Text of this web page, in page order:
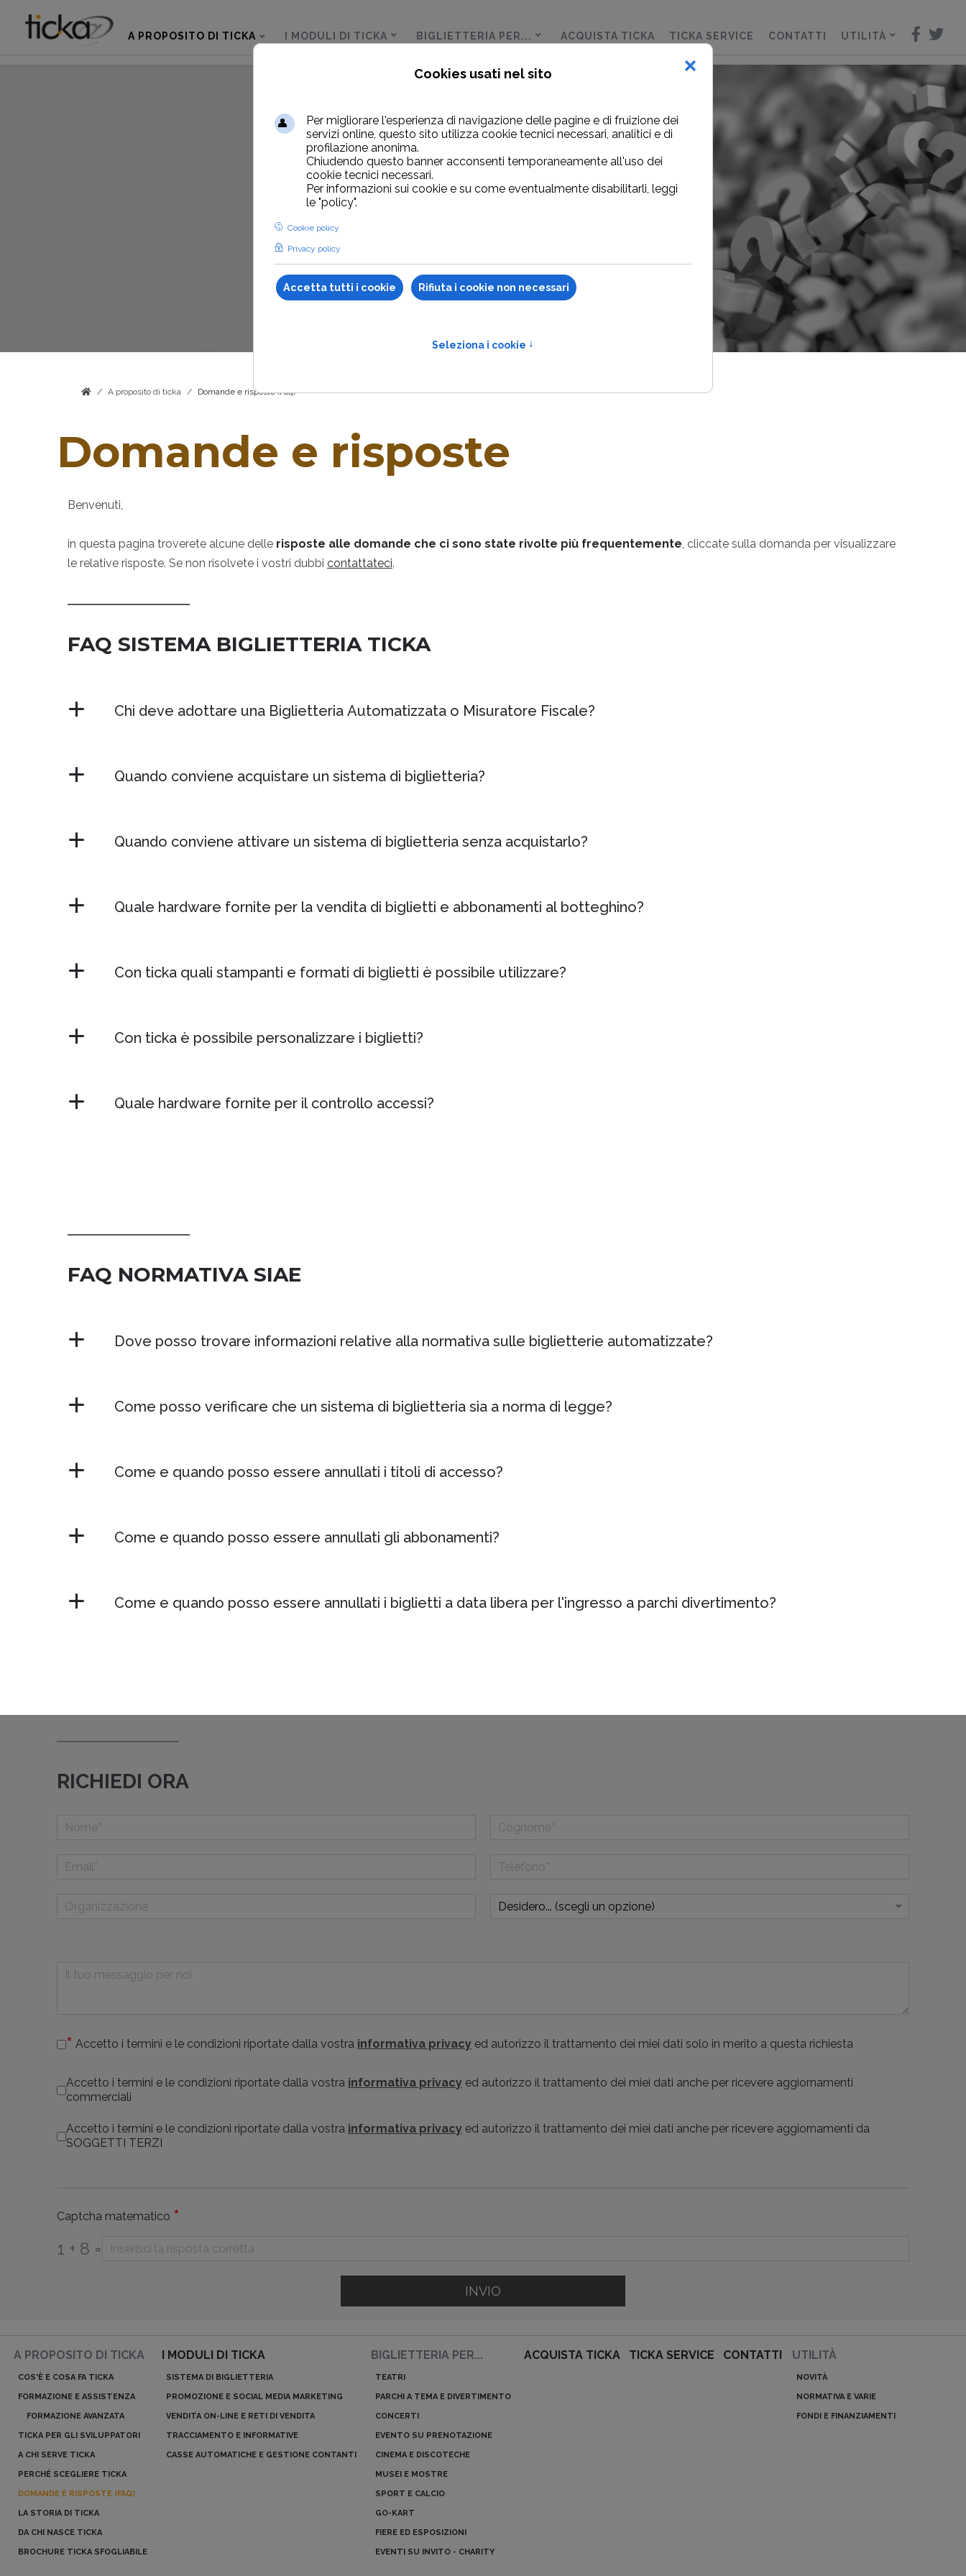
A PROPOSITO DI TICKA I MODULI DI TICKA BIGLIETTERIA PER... ACQUISTA TICKA TICKA SERVICE CONTATTI UTILITÀ
A proposito di ticka Domande e risposte (Faq)
Domande e risposte
Benvenuti,
in questa pagina troverete alcune delle risposte alle domande che ci sono state rivolte più frequentemente, cliccate sulla domanda per visualizzare
le relative risposte. Se non risolvete i vostri dubbi contattateci.
FAQ SISTEMA BIGLIETTERIA TICKA
Chi deve adottare una Biglietteria Automatizzata o Misuratore Fiscale?
Quando conviene acquistare un sistema di biglietteria?
Quando conviene attivare un sistema di biglietteria senza acquistarlo?
Quale hardware fornite per la vendita di biglietti e abbonamenti al botteghino?
Con ticka quali stampanti e formati di biglietti è possibile utilizzare?
Con ticka è possibile personalizzare i biglietti?
Quale hardware fornite per il controllo accessi?
FAQ NORMATIVA SIAE
Dove posso trovare informazioni relative alla normativa sulle biglietterie automatizzate?
Come posso verificare che un sistema di biglietteria sia a norma di legge?
Come e quando posso essere annullati i titoli di accesso?
Come e quando posso essere annullati gli abbonamenti?
Come e quando posso essere annullati i biglietti a data libera per l'ingresso a parchi divertimento?
RICHIEDI ORA
Accetto i termini e le condizioni riportate dalla vostra informativa privacy ed autorizzo il trattamento dei miei dati solo in merito a questa richiesta
Accetto i termini e le condizioni riportate dalla vostra informativa privacy ed autorizzo il trattamento dei miei dati anche per ricevere aggiornamenti
commerciali
Accetto i termini e le condizioni riportate dalla vostra informativa privacy ed autorizzo il trattamento dei miei dati anche per ricevere aggiornamenti da
SOGGETTI TERZI
Captcha matematico *
1 + 8 =
INVIO
A PROPOSITO DI TICKA
COS'È E COSA FA TICKA
FORMAZIONE E ASSISTENZA
FORMAZIONE AVANZATA
TICKA PER GLI SVILUPPATORI
A CHI SERVE TICKA
PERCHÉ SCEGLIERE TICKA
DOMANDE E RISPOSTE (FAQ)
LA STORIA DI TICKA
DA CHI NASCE TICKA
BROCHURE TICKA SFOGLIABILE
I MODULI DI TICKA
SISTEMA DI BIGLIETTERIA
PROMOZIONE E SOCIAL MEDIA MARKETING
VENDITA ON-LINE E RETI DI VENDITA
TRACCIAMENTO E INFORMATIVE
CASSE AUTOMATICHE E GESTIONE CONTANTI
BIGLIETTERIA PER...
TEATRI
PARCHI A TEMA E DIVERTIMENTO
CONCERTI
EVENTO SU PRENOTAZIONE
CINEMA E DISCOTECHE
MUSEI E MOSTRE
SPORT E CALCIO
GO-KART
FIERE ED ESPOSIZIONI
EVENTI SU INVITO - CHARITY
ACQUISTA TICKA TICKA SERVICE CONTATTI UTILITÀ
NOVITÀ
NORMATIVA E VARIE
FONDI E FINANZIAMENTI